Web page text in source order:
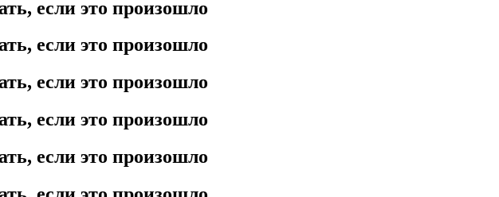
если это произошло
если это произошло
если это произошло
если это произошло
если это произошло